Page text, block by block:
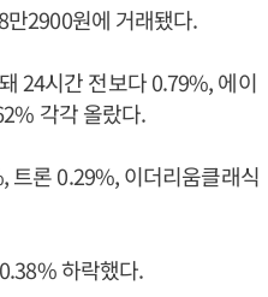
2900원에 거래됐다.
24시간 전보다 0.79%, 에이
각각 올랐다.
트론 0.29%, 이더리움클래식
하락했다.